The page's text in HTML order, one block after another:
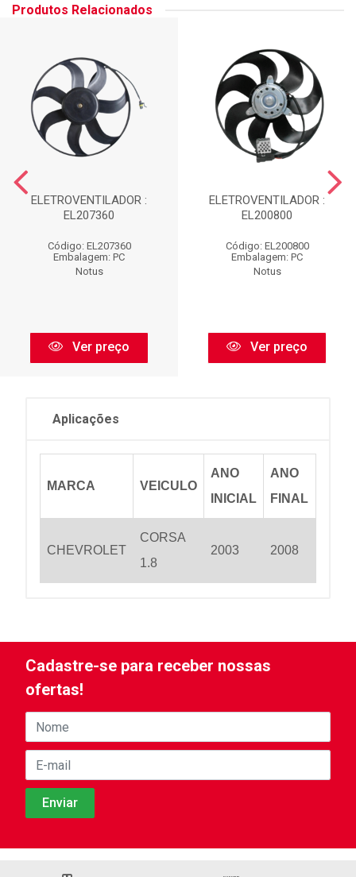
Produtos Relacionados
ELETROVENTILADOR :
EL207360
Código: EL207360
Embalagem: PC
Notus
Ver preço
ELETROVENTILADOR :
EL200800
Código: EL200800
Embalagem: PC
Notus
Ver preço
Aplicações
MARCA VEICULO
ANO
INICIAL
ANO
FINAL
CHEVROLET
CORSA
1.8
2003 2008
Cadastre-se para receber nossas
ofertas!